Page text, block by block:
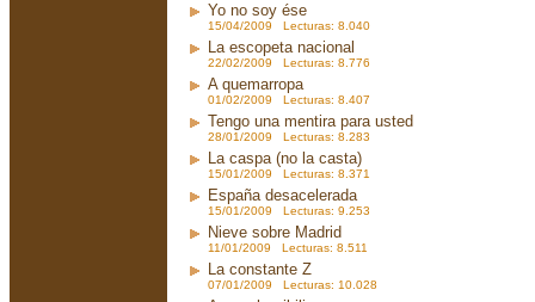
Yo no soy ése
15/04/2009 Lecturas: 8.040
La escopeta nacional
22/02/2009 Lecturas: 8.776
A quemarropa
01/02/2009 Lecturas: 8.407
Tengo una mentira para usted
28/01/2009 Lecturas: 8.283
La caspa (no la casta)
15/01/2009 Lecturas: 8.371
España desacelerada
15/01/2009 Lecturas: 9.253
Nieve sobre Madrid
11/01/2009 Lecturas: 8.511
La constante Z
07/01/2009 Lecturas: 10.028